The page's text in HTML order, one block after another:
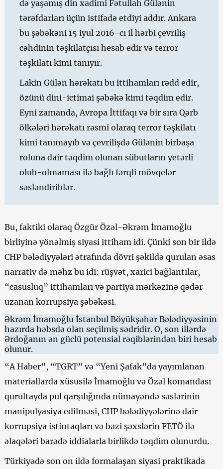
də yaşamış din xadimi Fətullah Gülənin
tərəfdarları üçün istifadə etdiyi addır. Ankara
bu şəbəkəni 15 iyul 2016-cı il hərbi çevriliş
cəhdinin təşkilatçısı hesab edir və terror
təşkilatı kimi tanıyır.
Lakin Gülən hərəkatı bu ittihamları rədd edir,
özünü dini-ictimai şəbəkə kimi təqdim edir.
Eyni zamanda, Avropa İttifaqı və bir sıra Qərb
ölkələri hərəkatı rəsmi olaraq terror təşkilatı
kimi tanımayıb və çevrilişdə Gülənin birbaşa
roluna dair təqdim olunan sübutların yetərli
olub-olmaması ilə bağlı fərqli mövqelər
səsləndiriblər.
Bu, faktiki olaraq Özgür Özəl-Əkrəm İmamoğlu
birliyinə yönəlmiş siyasi ittiham idi. Çünki son bir ildə
CHP bələdiyyələri ətrafında dövri şəkildə qurulan əsas
narrativ də məhz bu idi: rüşvət, xarici bağlantılar,
“casusluq” ittihamları və partiya mərkəzinə qədər
uzanan korrupsiya şəbəkəsi.
Əkrəm İmamoğlu İstanbul Böyükşəhər Bələdiyyəsinin
hazırda həbsdə olan seçilmiş sədridir. O, son illərdə
Ərdoğanın ən güclü potensial rəqiblərindən biri hesab
olunur.
“A Haber”, “TGRT” və “Yeni Şafak”da yayımlanan
materiallarda xüsusilə İmamoğlu və Özəl komandası
qurultayda pul qarşılığında nümayəndə səslərinin
manipulyasiya edilməsi, CHP bələdiyyələrinə dair
korrupsiya istintaqları və bəzi şəxslərin FETÖ ilə
əlaqələri barədə iddialarla birlikdə təqdim olunurdu.
Türkiyədə son on ildə formalaşan siyasi praktikada